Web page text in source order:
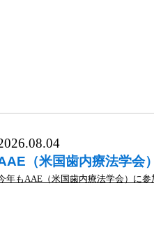
（米国歯内療法学会
年もAAE（米国歯内療法学会）に